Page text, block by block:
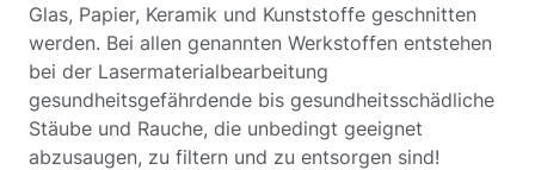
Glas, Papier, Keramik und Kunststoffe geschnitten
werden. Bei allen genannten Werkstoffen entstehen
bei der Lasermaterialbearbeitung
gesundheitsgefährdende bis gesundheitsschädliche
Stäube und Rauche, die unbedingt geeignet
abzusaugen, zu filtern und zu entsorgen sind!